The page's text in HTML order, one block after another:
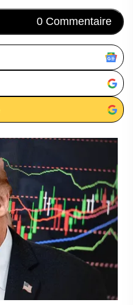
0 Commentaire